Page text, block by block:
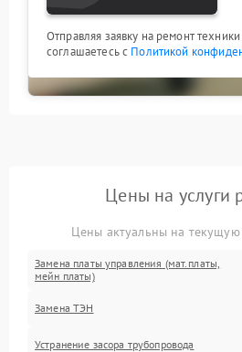
Отправляя заявку на ремонт
соглашаетесь с Политикой
Цены на услуги
Цены актуальны на
Замена платы управления (мат.платы,
мейн платы)
Замена ТЭН
Устранение засора трубопровода